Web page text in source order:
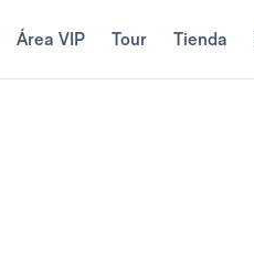
Área VIP Tour Tienda